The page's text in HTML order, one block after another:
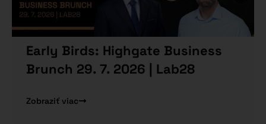
Early Birds: Highgate Business
Brunch 29. 7. 2026 | Lab28
Zobraziť viac